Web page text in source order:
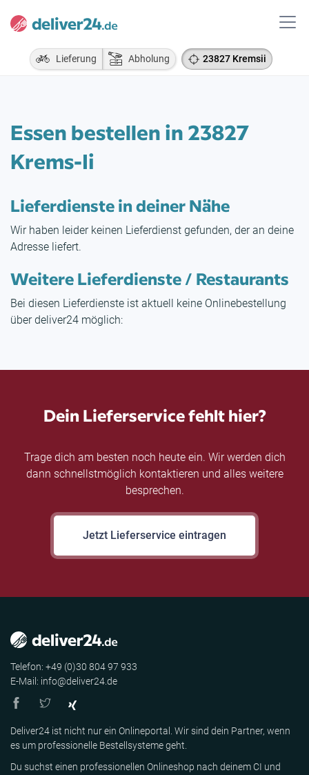
Lieferung Abholung 23827 Kremsii
Essen bestellen in 23827
Krems-Ii
Lieferdienste in deiner Nähe
Wir haben leider keinen Lieferdienst gefunden, der an deine
Adresse liefert.
Weitere Lieferdienste / Restaurants
Bei diesen Lieferdienste ist aktuell keine Onlinebestellung
über deliver24 möglich:
Dein Lieferservice fehlt hier?
Trage dich am besten noch heute ein. Wir werden dich
dann schnellstmöglich kontaktieren und alles weitere
besprechen.
Jetzt Lieferservice eintragen
Telefon: +49 (0)30 804 97 933
E-Mail: info@deliver24.de
Deliver24 ist nicht nur ein Onlineportal. Wir sind dein Partner, wenn
es um professionelle Bestellsysteme geht.
Du suchst einen professionellen Onlineshop nach deinem CI und